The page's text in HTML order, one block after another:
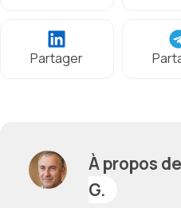
Partager
À propos
G.